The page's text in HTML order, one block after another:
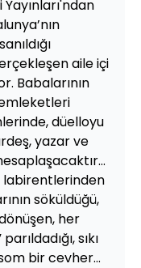
aile içi
Babalarının
düelloyu
yazar ve
labirentlerinden
söküldüğü,
her
sıkı
bir cevher...